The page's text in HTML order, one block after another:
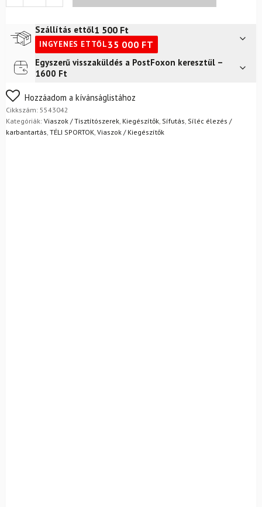
mennyiség
Szállítás ettől1 500 Ft
INGYENES ETTŐL35 000 FT
Futár a címre2 400
FoxPost
Egyszerű visszaküldés a PostFoxon keresztül –
1600 Ft
Nem biztos a választásában? Semmi gond – a terméket
egyszerűen visszaküldheti 14 napon belül, indoklás nélkül.
Mik a visszaküldés feltételei?
Hozzáadom a kívánságlistához
Cikkszám: 5543042
Kategóriák: Viaszok / Tisztítószerek Kiegészítők Sífutás Síléc élezés /
karbantartás TÉLI SPORTOK Viaszok / Kiegészítők